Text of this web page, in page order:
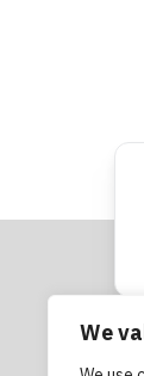
We
ค